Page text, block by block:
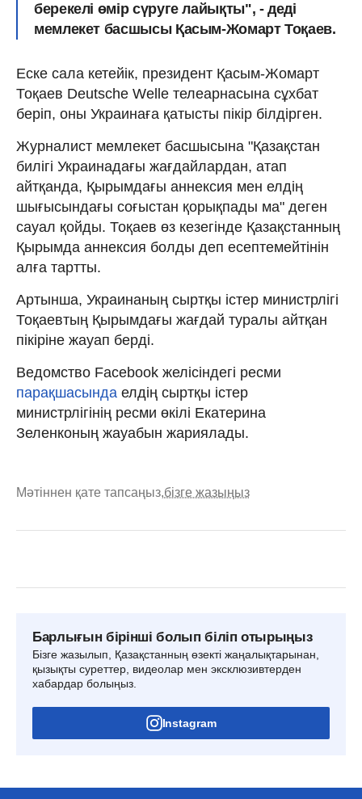
берекелі өмір сүруге лайықты", - деді
мемлекет басшысы Қасым-Жомарт Тоқаев.
Еске сала кетейік, президент Қасым-Жомарт
Тоқаев Deutsche Welle телеарнасына сұхбат
беріп, оны Украинаға қатысты пікір білдірген.
Журналист мемлекет басшысына "Қазақстан
билігі Украинадағы жағдайлардан, атап
айтқанда, Қырымдағы аннексия мен елдің
шығысындағы соғыстан қорықпады ма" деген
сауал қойды. Тоқаев өз кезегінде Қазақстанның
Қырымда аннексия болды деп есептемейтінін
алға тартты.
Артынша, Украинаның сыртқы істер министрлігі
Тоқаевтың Қырымдағы жағдай туралы айтқан
пікіріне жауап берді.
Ведомство Facebook желісіндегі ресми
парақшасында елдің сыртқы істер
министрлігінің ресми өкілі Екатерина
Зеленконың жауабын жариялады.
Мәтіннен қате тапсаңыз,бізге жазыңыз
Барлығын бірінші болып біліп отырыңыз
Бізге жазылып, Қазақстанның өзекті жаңалықтарынан,
қызықты суреттер, видеолар мен эксклюзивтерден
хабардар болыңыз.
Instagram